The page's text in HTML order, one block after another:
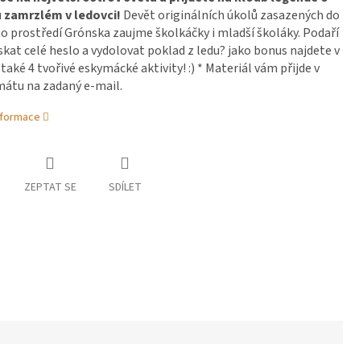
zamrzlém v ledovci! Devět originálních úkolů zasazených do
prostředí Grónska zaujme školkáčky i mladší školáky. Podaří
celé heslo a vydolovat poklad z ledu? jako bonus najdete v
4 tvořivé eskymácké aktivity! :) * Materiál vám přijde v
na zadaný e-mail.
ZEPTAT SE SDÍLET